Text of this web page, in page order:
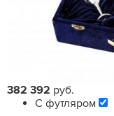
382 392 руб.
С футляром